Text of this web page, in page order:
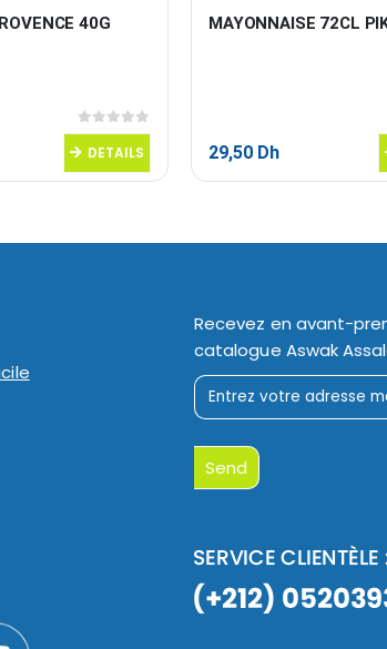
40G
0sur 5
DETAILS
MAYONNAISE 72CL
29,50 Dh
Recevez en avant-
catalogue Aswak